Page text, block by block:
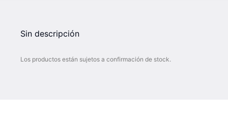
Sin descripción
Los productos están sujetos a confirmación de stock.